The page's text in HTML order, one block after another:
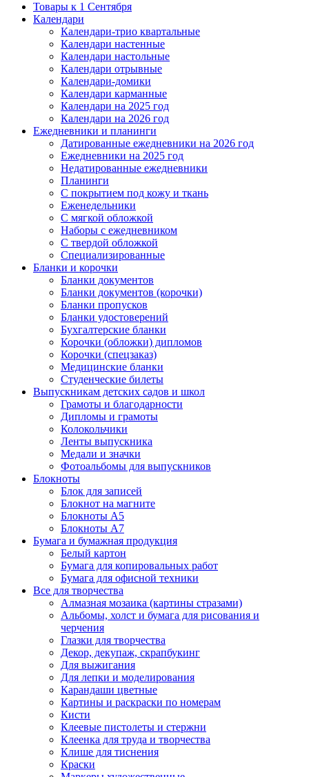
Товары к 1 Сентября
Календари
Календари-трио квартальные
Календари настенные
Календари настольные
Календари отрывные
Календари-домики
Календари карманные
Календари на 2025 год
Календари на 2026 год
Ежедневники и планинги
Датированные ежедневники на 2026 год
Ежедневники на 2025 год
Недатированные ежедневники
Планинги
С покрытием под кожу и ткань
Еженедельники
С мягкой обложкой
Наборы с ежедневником
С твердой обложкой
Специализированные
Бланки и корочки
Бланки документов
Бланки документов (корочки)
Бланки пропусков
Бланки удостоверений
Бухгалтерские бланки
Корочки (обложки) дипломов
Корочки (спецзаказ)
Медицинские бланки
Студенческие билеты
Выпускникам детских садов и школ
Грамоты и благодарности
Дипломы и грамоты
Колокольчики
Ленты выпускника
Медали и значки
Фотоальбомы для выпускников
Блокноты
Блок для записей
Блокнот на магните
Блокноты А5
Блокноты А7
Бумага и бумажная продукция
Белый картон
Бумага для копировальных работ
Бумага для офисной техники
Все для творчества
Алмазная мозаика (картины стразами)
Альбомы, холст и бумага для рисования и
черчения
Глазки для творчества
Декор, декупаж, скрапбукинг
Для выжигания
Для лепки и моделирования
Карандаши цветные
Картины и раскраски по номерам
Кисти
Клеевые пистолеты и стержни
Клеенка для труда и творчества
Клише для тиснения
Краски